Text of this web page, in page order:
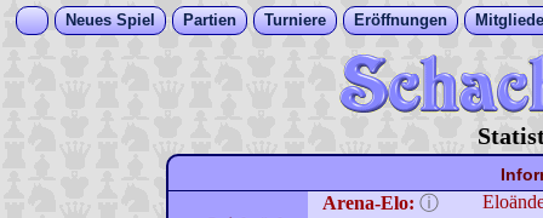
Neues Spiel Partien Turniere Eröffnungen
Arena-Elo: ⓘ